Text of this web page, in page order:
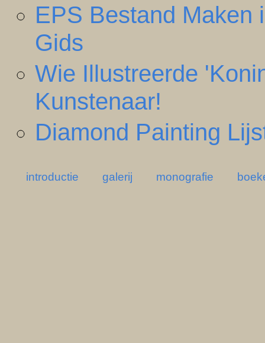
EPS Bestand Maken
Gids
Wie Illustreerde
Kunstenaar!
Diamond Painting
introductie galerij monografie